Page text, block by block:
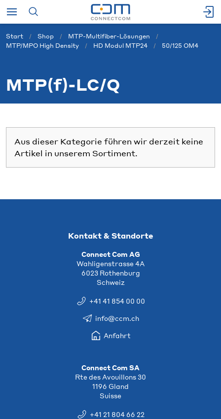
Start Shop
MTP-Multifiber-Lösungen
MTP/MPO High Density
HD Modul MTP24 50/125 OM4
MTP(f)-LC/Q
Aus dieser Kategorie führen wir derzeit keine
Artikel in unserem Sortiment.
Kontakt & Standorte
Connect Com AG
Wahligenstrasse 4A
6023 Rothenburg
Schweiz
+41 41 854 00 00
info@ccm.ch
Anfahrt
Connect Com SA
Rte des Avouillons 30
1196 Gland
Suisse
+41 21 804 66 22